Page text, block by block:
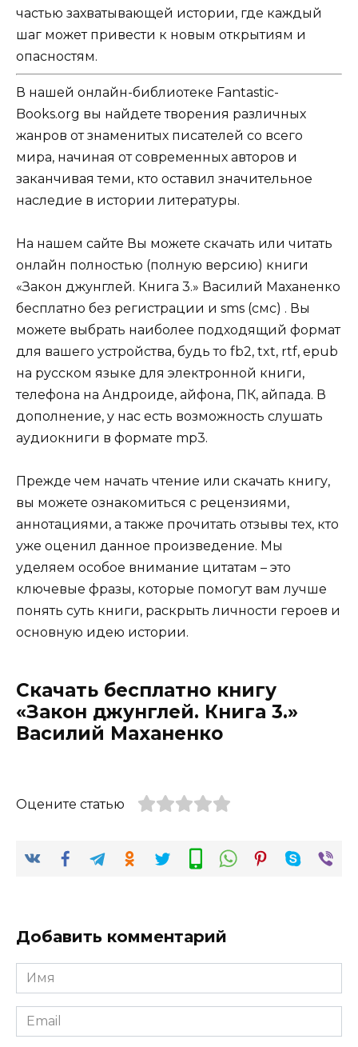
частью захватывающей истории, где каждый
шаг может привести к новым открытиям и
опасностям.
В нашей онлайн-библиотеке Fantastic-
Books.org вы найдете творения различных
жанров от знаменитых писателей со всего
мира, начиная от современных авторов и
заканчивая теми, кто оставил значительное
наследие в истории литературы.
На нашем сайте Вы можете скачать или читать
онлайн полностью (полную версию) книги
«Закон джунглей. Книга 3.» Василий Маханенко
бесплатно без регистрации и sms (смс) . Вы
можете выбрать наиболее подходящий формат
для вашего устройства, будь то fb2, txt, rtf, epub
на русском языке для электронной книги,
телефона на Андроиде, айфона, ПК, айпада. В
дополнение, у нас есть возможность слушать
аудиокниги в формате mp3.
Прежде чем начать чтение или скачать книгу,
вы можете ознакомиться с рецензиями,
аннотациями, а также прочитать отзывы тех, кто
уже оценил данное произведение. Мы
уделяем особое внимание цитатам – это
ключевые фразы, которые помогут вам лучше
понять суть книги, раскрыть личности героев и
основную идею истории.
Скачать бесплатно книгу
«Закон джунглей. Книга 3.»
Василий Маханенко
Оцените статью
Добавить комментарий
Имя
*
Email
*